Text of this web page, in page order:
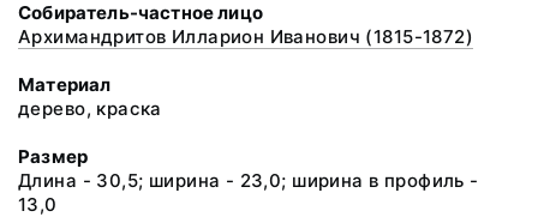
Собиратель-частное лицо
Архимандритов Илларион Иванович (1815-1872)
Материал
дерево, краска
Размер
Длина - 30,5; ширина - 23,0; ширина в профиль -
13,0